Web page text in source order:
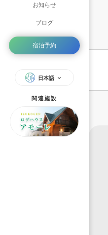
お知らせ
ブログ
宿泊予約
日本語
関連施設